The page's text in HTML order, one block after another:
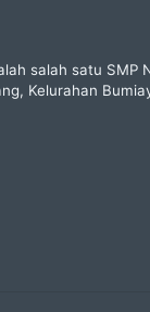
salah satu SMP
Kelurahan